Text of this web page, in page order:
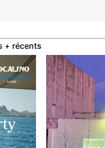
+ récents